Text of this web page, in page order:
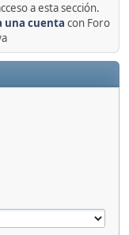
a esta sección.
una cuenta con Foro